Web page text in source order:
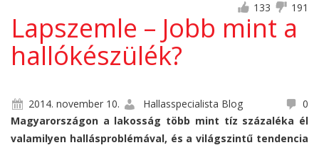
133
191
Lapszemle – Jobb mint a
hallókészülék?
2014. november 10. Hallasspecialista Blog
0
Magyarországon a lakosság több mint tíz százaléka él
valamilyen hallásproblémával, és a világszintű tendencia